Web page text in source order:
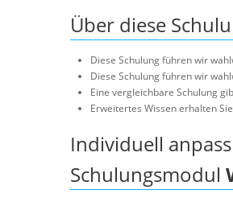
Über diese
Diese Schulung führen wir
Diese Schulung führen wir
Eine vergleichbare Schulung
Erweitertes Wissen erhalten
Individuell
Schulungsmodul